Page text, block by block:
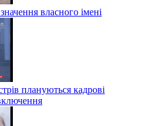
власного імені
плануються кадрові